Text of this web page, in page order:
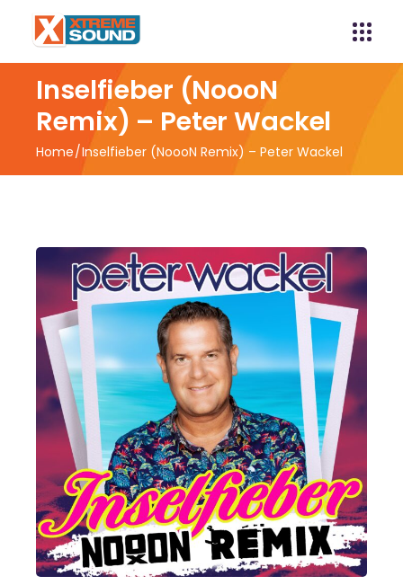
Inselfieber (NoooN
Remix) – Peter Wackel
Home Inselfieber (NoooN Remix) – Peter Wackel